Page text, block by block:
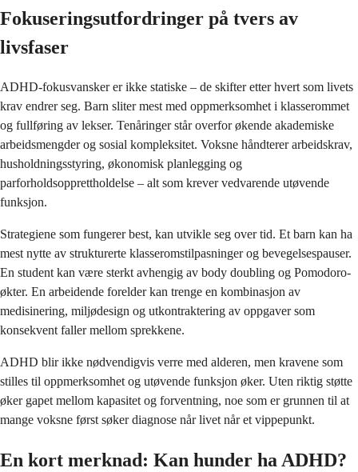
Fokuseringsutfordringer på tvers av
livsfaser
ADHD-fokusvansker er ikke statiske – de skifter etter hvert som livets
krav endrer seg. Barn sliter mest med oppmerksomhet i klasserommet
og fullføring av lekser. Tenåringer står overfor økende akademiske
arbeidsmengder og sosial kompleksitet. Voksne håndterer arbeidskrav,
husholdningsstyring, økonomisk planlegging og
parforholdsopprettholdelse – alt som krever vedvarende utøvende
funksjon.
Strategiene som fungerer best, kan utvikle seg over tid. Et barn kan ha
mest nytte av strukturerte klasseromstilpasninger og bevegelsespauser.
En student kan være sterkt avhengig av body doubling og Pomodoro-
økter. En arbeidende forelder kan trenge en kombinasjon av
medisinering, miljødesign og utkontraktering av oppgaver som
konsekvent faller mellom sprekkene.
ADHD blir ikke nødvendigvis verre med alderen, men kravene som
stilles til oppmerksomhet og utøvende funksjon øker. Uten riktig støtte
øker gapet mellom kapasitet og forventning, noe som er grunnen til at
mange voksne først søker diagnose når livet når et vippepunkt.
En kort merknad: Kan hunder ha ADHD?